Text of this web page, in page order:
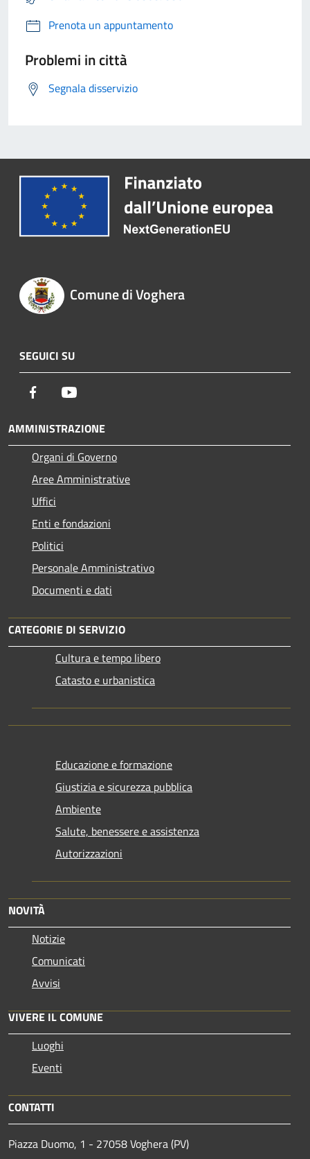
Prenota un appuntamento
Problemi in città
Segnala disservizio
Comune di Voghera
SEGUICI SU
Facebook
AMMINISTRAZIONE
Organi di Governo
Aree Amministrative
Uffici
Enti e fondazioni
Politici
Personale Amministrativo
Documenti e dati
CATEGORIE DI SERVIZIO
Cultura e tempo libero
Catasto e urbanistica
Educazione e formazione
Giustizia e sicurezza pubblica
Ambiente
Salute, benessere e assistenza
Autorizzazioni
NOVITÀ
Notizie
Comunicati
Avvisi
VIVERE IL COMUNE
Luoghi
Eventi
CONTATTI
Piazza Duomo, 1 - 27058 Voghera (PV)